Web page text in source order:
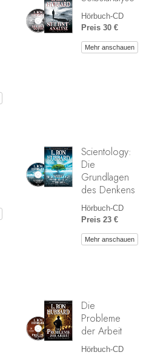
Hörbuch-CD
Preis 30 €
Mehr anschauen
Scientology:
Die
Grundlagen
des Denkens
Hörbuch-CD
Preis 23 €
Mehr anschauen
Die
Probleme
der Arbeit
Hörbuch-CD